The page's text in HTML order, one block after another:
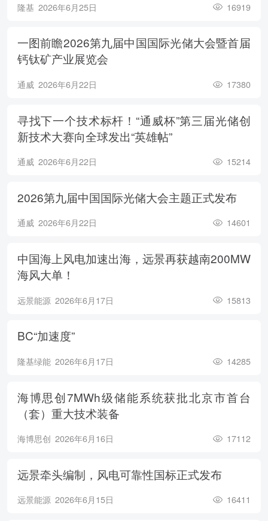
隆基 2026年6月25日 16919
一图前瞻2026第九届中国国际光储大会暨首届
钙钛矿产业展览会
通威 2026年6月22日 17380
寻找下一个技术标杆！“通威杯”第三届光储创
新技术大赛向全球发出“英雄帖”
通威 2026年6月22日 15214
2026第九届中国国际光储大会主题正式发布
通威 2026年6月22日 14601
中国海上风电加速出海，远景再获越南200MW
海风大单！
远景能源 2026年6月17日 15813
BC“加速度”
隆基绿能 2026年6月17日 14285
海博思创7MWh级储能系统获批北京市首台
（套）重大技术装备
海博思创 2026年6月16日 17112
远景牵头编制，风电可靠性国标正式发布
远景能源 2026年6月15日 16411